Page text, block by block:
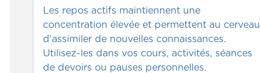
Les repos actifs maintiennent une
concentration élevée et permettent au cerveau
d'assimiler de nouvelles connaissances.
Utilisez-les dans vos cours, activités, séances
de devoirs ou pauses personnelles.